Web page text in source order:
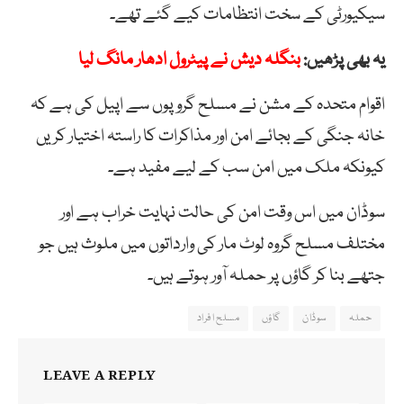
سیکیورٹی کے سخت انتظامات کیے گئے تھے۔
یہ بھی پڑھیں:بنگلہ دیش نے پیٹرول ادھار مانگ لیا
اقوام متحدہ کے مشن نے مسلح گروپوں سے اپیل کی ہے کہ
خانہ جنگی کے بجائے امن اور مذاکرات کا راستہ اختیار کریں
کیونکہ ملک میں امن سب کے لیے مفید ہے۔
سوڈان میں اس وقت امن کی حالت نہایت خراب ہے اور
مختلف مسلح گروہ لوٹ مار کی وارداتوں میں ملوث ہیں جو
جتھے بنا کر گاؤں پر حملہ آور ہوتے ہیں۔
حملہ سوڈان گاؤں مسلح افراد
LEAVE A REPLY